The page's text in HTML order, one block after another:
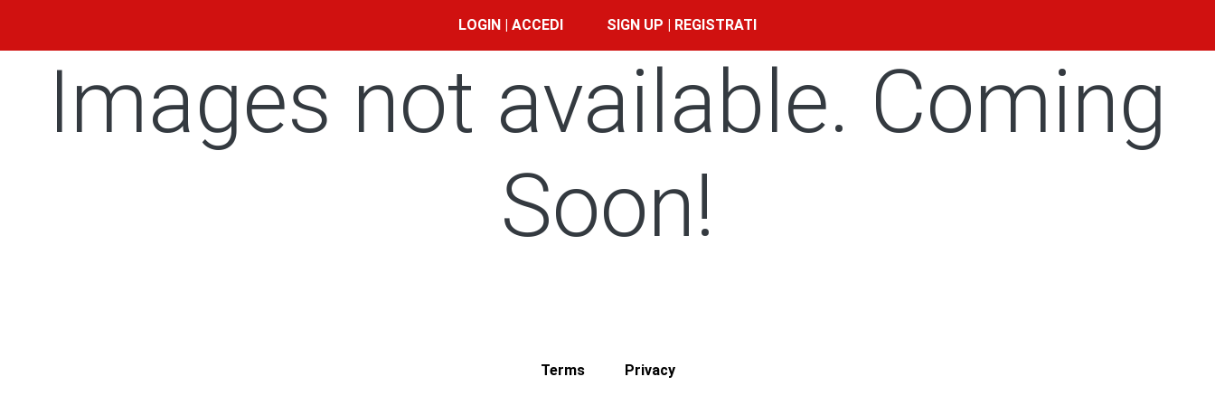
LOGIN | ACCEDI SIGN UP | REGISTRATI
Images not available. Coming
Soon!
Terms Privacy